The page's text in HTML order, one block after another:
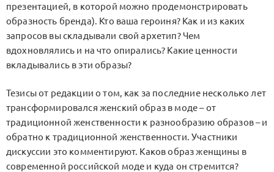
презентацией, в которой можно продемонстрировать
образность бренда). Кто ваша героиня? Как и из каких
запросов вы складывали свой архетип? Чем
вдохновлялись и на что опирались? Какие ценности
вкладывались в эти образы?
Тезисы от редакции о том, как за последние несколько лет
трансформировался женский образ в моде – от
традиционной женственности к разнообразию образов – и
обратно к традиционной женственности. Участники
дискуссии это комментируют. Каков образ женщины в
современной российской моде и куда он стремится?